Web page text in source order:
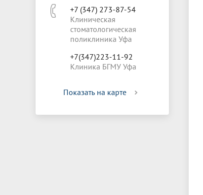
+7 (347) 273-87-54
Клиническая
стоматологическая
поликлиника Уфа
+7(347)223-11-92
Клиника БГМУ Уфа
Показать на карте